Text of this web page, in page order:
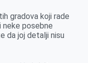
gradova koji rade
neke posebne
da joj detalji nisu